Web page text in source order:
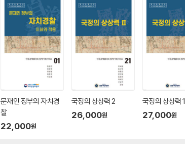
문재인 정부의 자치경
찰
22,000원
국정의 상상력 2
26,000원
국정의 상상력 1
27,000원